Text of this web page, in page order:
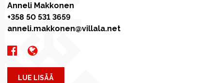
Anneli Makkonen
+358 50 531 3659
anneli.makkonen@villala.net
LUE LISÄÄ